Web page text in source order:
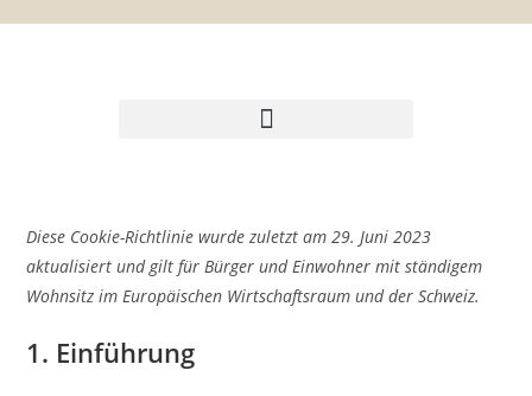
Diese Cookie-Richtlinie wurde zuletzt am 29. Juni 2023
aktualisiert und gilt für Bürger und Einwohner mit ständigem
Wohnsitz im Europäischen Wirtschaftsraum und der Schweiz.
1. Einführung